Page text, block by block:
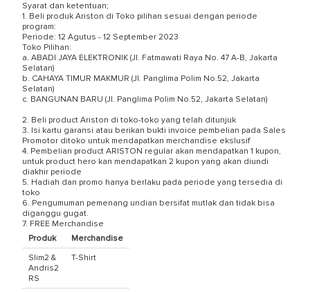
Syarat dan ketentuan;
1. Beli produk Ariston di Toko pilihan sesuai dengan periode
program:
Periode: 12 Agutus - 12 September 2023
Toko Pilihan:
a. ABADI JAYA ELEKTRONIK (Jl. Fatmawati Raya No. 47 A-B, Jakarta
Selatan)
b. CAHAYA TIMUR MAKMUR (Jl. Panglima Polim No.52, Jakarta
Selatan)
c. BANGUNAN BARU (Jl. Panglima Polim No.52, Jakarta Selatan)
2. Beli product Ariston di toko-toko yang telah ditunjuk
3. Isi kartu garansi atau berikan bukti invoice pembelian pada Sales
Promotor ditoko untuk mendapatkan merchandise ekslusif
4. Pembelian product ARISTON regular akan mendapatkan 1 kupon,
untuk product hero kan mendapatkan 2 kupon yang akan diundi
diakhir periode
5. Hadiah dan promo hanya berlaku pada periode yang tersedia di
toko
6. Pengumuman pemenang undian bersifat mutlak dan tidak bisa
diganggu gugat.
7. FREE Merchandise
Produk
Merchandise
Slim2 &
Andris2
RS
T-Shirt